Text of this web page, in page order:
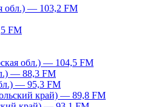
обл.) — 103,2 FM
FM
обл.) — 104,5 FM
— 88,3 FM
— 95,3 FM
край) — 89,8 FM